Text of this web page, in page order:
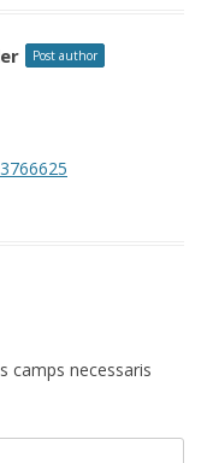
Post author
camps necessaris